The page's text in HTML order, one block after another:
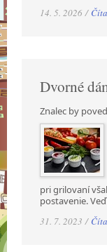
14. 5. 2026 /
Dvorné
Znalec by
pri grilovaní
postavenie.
31. 7. 2023 /